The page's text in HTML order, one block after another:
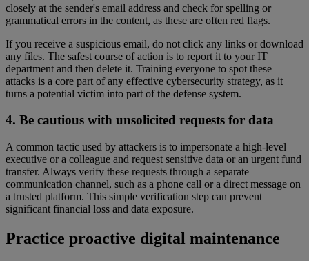
closely at the sender's email address and check for spelling or
grammatical errors in the content, as these are often red flags.
If you receive a suspicious email, do not click any links or download
any files. The safest course of action is to report it to your IT
department and then delete it. Training everyone to spot these
attacks is a core part of any effective cybersecurity strategy, as it
turns a potential victim into part of the defense system.
4. Be cautious with unsolicited requests for data
A common tactic used by attackers is to impersonate a high-level
executive or a colleague and request sensitive data or an urgent fund
transfer. Always verify these requests through a separate
communication channel, such as a phone call or a direct message on
a trusted platform. This simple verification step can prevent
significant financial loss and data exposure.
Practice proactive digital maintenance